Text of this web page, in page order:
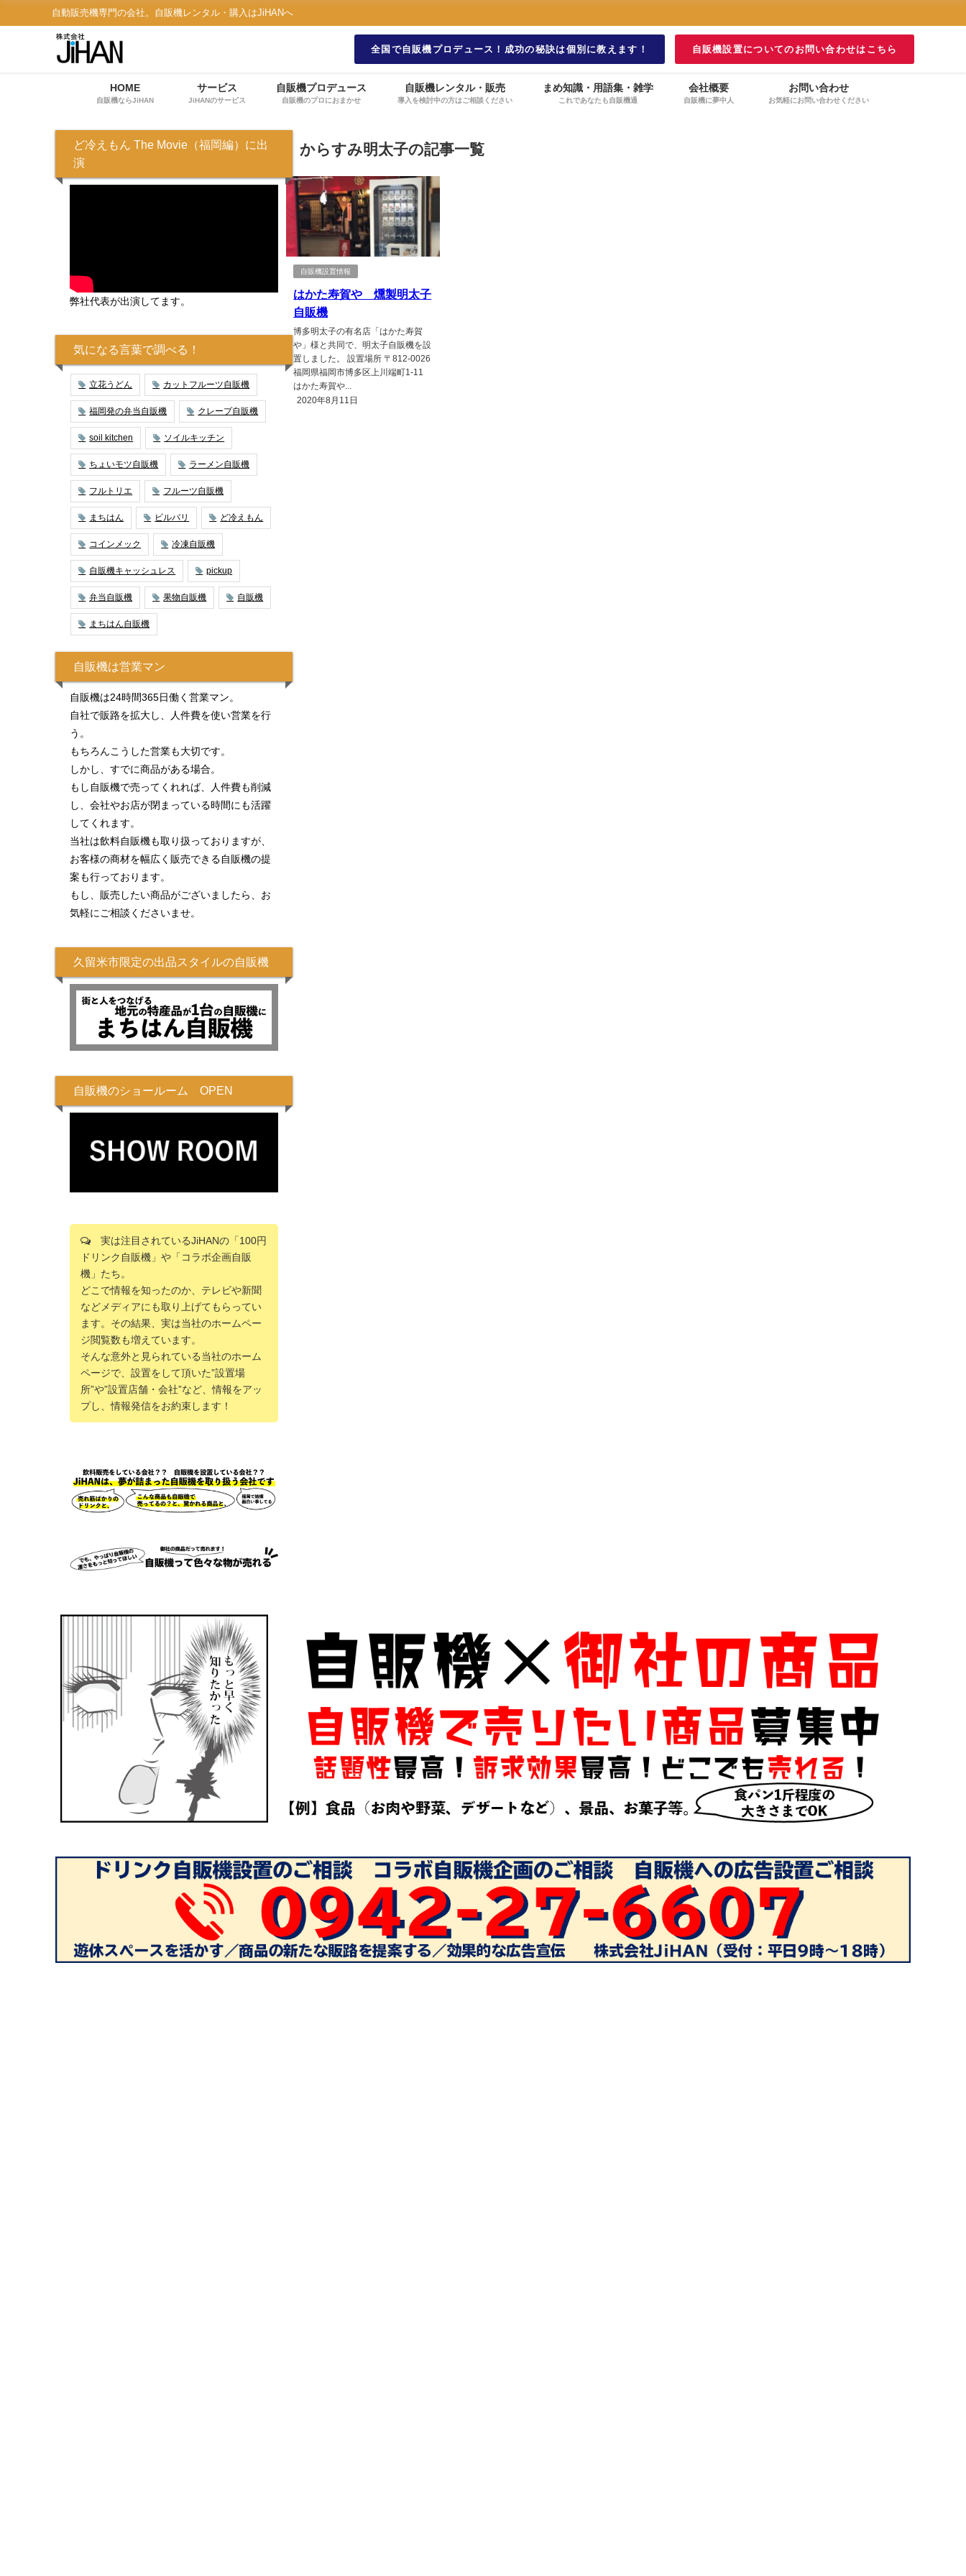
自動販売機専門の会社。自販機レンタル・購入はJiHANへ
全国で自販機プロデュース！成功の秘訣は個別に教えます！ 自販機設置についてのお問い合わせはこちら
HOME
自販機ならJiHAN
サービス
JiHANのサービス
自販機プロデュース
自販機のプロにおまかせ
自販機レンタル・販売
導入を検討中の方はご相談ください
まめ知識・用語集・雑学
これであなたも自販機通
会社概要
自販機に夢中人
お問い合わせ
お気軽にお問い合わせください
からすみ明太子の記事一覧
自販機設置情報
はかた寿賀や 燻製明太子
自販機
博多明太子の有名店「はかた寿賀
や」様と共同で、明太子自販機を設
置しました。 設置場所 〒812-0026
福岡県福岡市博多区上川端町1-11
はかた寿賀や...
2020年8月11日
ど冷えもん The Movie（福岡編）に出
演
弊社代表が出演してます。
気になる言葉で調べる！
立花うどん カットフルーツ自販機
福岡発の弁当自販機 クレープ自販機
soil kitchen ソイルキッチン
ちょいモツ自販機 ラーメン自販機
フルトリエ フルーツ自販機
まちはん ビルバリ ど冷えもん
コインメック 冷凍自販機
自販機キャッシュレス pickup
弁当自販機 果物自販機 自販機
まちはん自販機
自販機は営業マン
自販機は24時間365日働く営業マン。
自社で販路を拡大し、人件費を使い営業を行
う。
もちろんこうした営業も大切です。
しかし、すでに商品がある場合。
もし自販機で売ってくれれば、人件費も削減
し、会社やお店が閉まっている時間にも活躍
してくれます。
当社は飲料自販機も取り扱っておりますが、
お客様の商材を幅広く販売できる自販機の提
案も行っております。
もし、販売したい商品がございましたら、お
気軽にご相談くださいませ。
久留米市限定の出品スタイルの自販機
自販機のショールーム OPEN
実は注目されているJiHANの「100円
ドリンク自販機」や「コラボ企画自販
機」たち。
どこで情報を知ったのか、テレビや新聞
などメディアにも取り上げてもらってい
ます。その結果、実は当社のホームペー
ジ閲覧数も増えています。
そんな意外と見られている当社のホーム
ページで、設置をして頂いた”設置場
所”や”設置店舗・会社”など、情報をアッ
プし、情報発信をお約束します！